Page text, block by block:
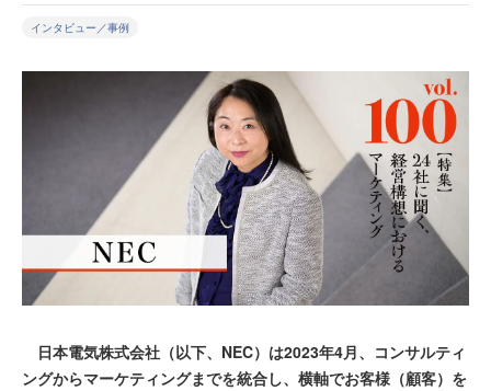
インタビュー／事例
日本電気株式会社（以下、NEC）は2023年4月、コンサルティ
ングからマーケティングまでを統合し、横軸でお客様（顧客）を